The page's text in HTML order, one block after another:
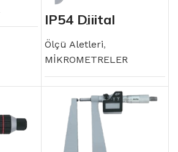
IP54 Dijital
Derinlik
Mikrometresi
Ölçü Aletleri,
MİKROMETRELER